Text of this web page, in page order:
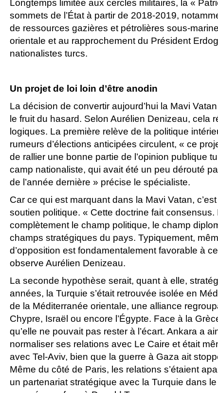
Longtemps limitée aux cercles militaires, la «
sommets de l’État à partir de 2018-2019,
de ressources gazières et pétrolières sous-
orientale et au rapprochement du Président
nationalistes turcs.
Un projet de loi loin d’être anodin
La décision de convertir aujourd’hui la Mavi
le fruit du hasard. Selon Aurélien Denizeau, cela
logiques. La première relève de la politique
rumeurs d’élections anticipées circulent, « ce
de rallier une bonne partie de l’opinion publique
camp nationaliste, qui avait été un peu dérouté
de l’année dernière » précise le spécialiste.
Car ce qui est marquant dans la Mavi Vatan,
soutien politique. « Cette doctrine fait consensus.
complètement le champ politique, le champ
champs stratégiques du pays. Typiquement,
d’opposition est fondamentalement favorable à
observe Aurélien Denizeau.
La seconde hypothèse serait, quant à elle,
années, la Turquie s’était retrouvée isolée en
de la Méditerranée orientale, une alliance
Chypre, Israël ou encore l’Égypte. Face à la
qu’elle ne pouvait pas rester à l’écart. Ankara a
normaliser ses relations avec Le Caire et était
avec Tel-Aviv, bien que la guerre à Gaza ait
Même du côté de Paris, les relations s’étaient
un partenariat stratégique avec la Turquie dans